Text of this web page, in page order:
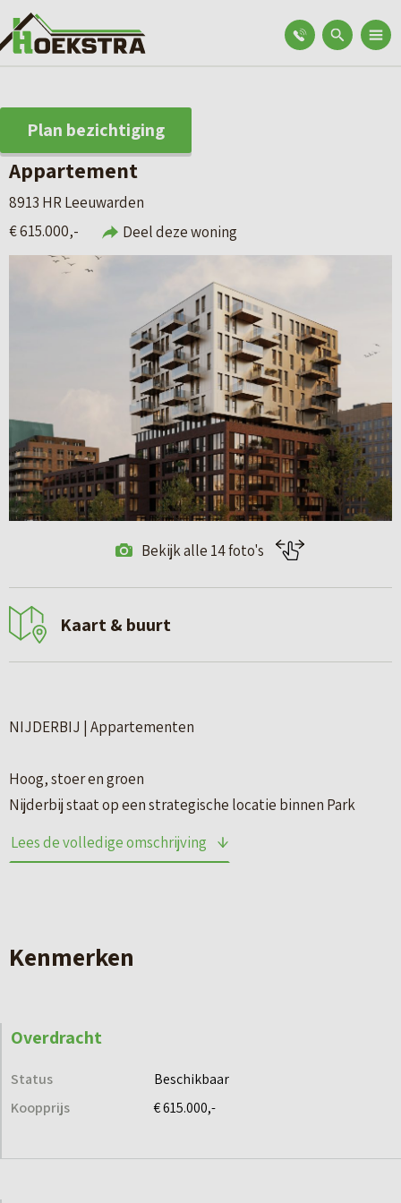
Plan bezichtiging
Appartement
8913 HR Leeuwarden
€ 615.000,-
Deel deze woning
Bekijk alle 14 foto's
Kaart & buurt
NIJDERBIJ | Appartementen
Hoog, stoer en groen
Nijderbij staat op een strategische locatie binnen Park
karakter van de nieuwe woonwijk weerspiegelen: hoog,
het nieuwe stadsfront aan het water: stevige blokken met
Nijderbij is door de grote variatie aan woningtypen
interessant voor alle leefstijlen. Zo zijn bijvoorbeeld de
Lees de volledige omschrijving
Kenmerken
Overdracht
Status
Beschikbaar
Koopprijs
€ 615.000,-